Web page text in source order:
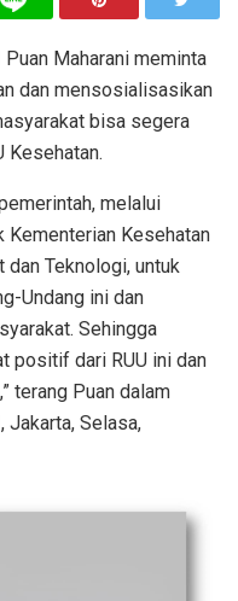
Puan Maharani meminta
dan mensosialisasikan
bisa segera
Kesehatan.
melalui
Kementerian Kesehatan
Teknologi, untuk
Undang ini dan
Sehingga
positif dari RUU ini dan
terang Puan dalam
Jakarta, Selasa,